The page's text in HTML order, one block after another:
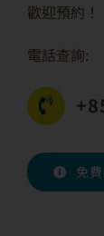
歡迎預約！
電話查詢:
免